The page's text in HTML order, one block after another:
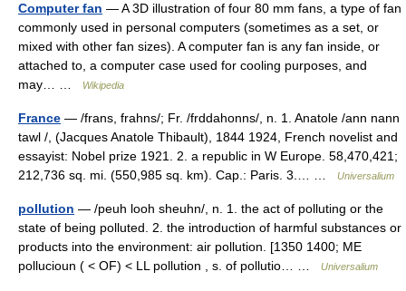
Computer fan — A 3D illustration of four 80 mm fans, a type of fan
commonly used in personal computers (sometimes as a set, or
mixed with other fan sizes). A computer fan is any fan inside, or
attached to, a computer case used for cooling purposes, and
may… …
Wikipedia
France — /frans, frahns/; Fr. /frddahonns/, n. 1. Anatole /ann nann
tawl /, (Jacques Anatole Thibault), 1844 1924, French novelist and
essayist: Nobel prize 1921. 2. a republic in W Europe. 58,470,421;
212,736 sq. mi. (550,985 sq. km). Cap.: Paris. 3.… …
Universalium
pollution — /peuh looh sheuhn/, n. 1. the act of polluting or the
state of being polluted. 2. the introduction of harmful substances or
products into the environment: air pollution. [1350 1400; ME
pollucioun ( < OF) < LL pollution , s. of pollutio… …
Universalium